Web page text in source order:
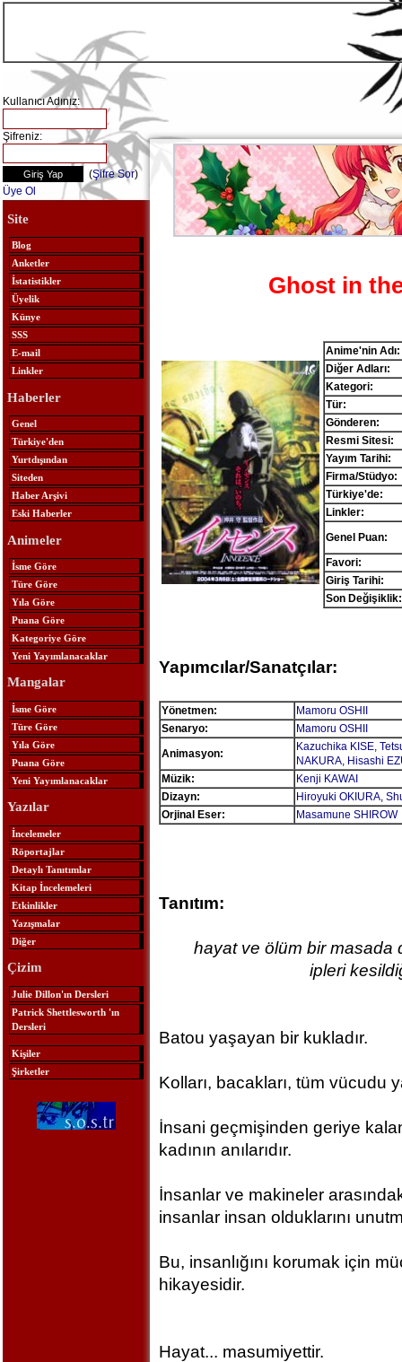
Kullanıcı Adınız:
Şifreniz:
(Şifre Sor)
Üye Ol
Site
Blog
Anketler
İstatistikler
Üyelik
Künye
SSS
E-mail
Linkler
Haberler
Genel
Türkiye'den
Yurtdışından
Siteden
Haber Arşivi
Eski Haberler
Animeler
İsme Göre
Türe Göre
Yıla Göre
Puana Göre
Kategoriye Göre
Yeni Yayımlanacaklar
Mangalar
İsme Göre
Türe Göre
Yıla Göre
Puana Göre
Yeni Yayımlanacaklar
Yazılar
İncelemeler
Röportajlar
Detaylı Tanıtımlar
Kitap İncelemeleri
Etkinlikler
Yazışmalar
Diğer
Çizim
Julie Dillon'ın Dersleri
Patrick Shettlesworth 'ın
Dersleri
Kişiler
Şirketler
Ghost in
Anime'nin Adı:
Diğer Adları:
Kategori:
Tür:
Gönderen:
Resmi Sitesi:
Yayım Tarihi:
Firma/Stüdyo:
Türkiye'de:
Linkler:
Genel Puan:
Favori:
Giriş Tarihi:
Son Değişiklik:
Yapımcılar/Sanatçılar:
Yönetmen:
Mamoru OSHII
Senaryo:
Mamoru OSHII
Animasyon:
Kazuchika KISE,
NAKURA, Hisashi
Müzik:
Kenji KAWAI
Dizayn:
Hiroyuki OKIURA,
Orjinal Eser:
Masamune SHIROW
Tanıtım:
hayat ve ölüm bir masada
ipleri
Batou yaşayan bir kukladır.
Kolları, bacakları, tüm vücudu
İnsani geçmişinden geriye
kadının anılarıdır.
İnsanlar ve makineler
insanlar insan olduklarını
Bu, insanlığını korumak için
hikayesidir.
Hayat... masumiyettir.